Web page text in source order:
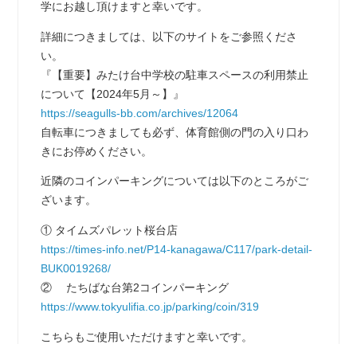
学にお越し頂けますと幸いです。
詳細につきましては、以下のサイトをご参照くださ
い。
『【重要】みたけ台中学校の駐車スペースの利用禁止
について【2024年5月～】』
https://seagulls-bb.com/archives/12064
自転車につきましても必ず、体育館側の門の入り口わ
きにお停めください。
近隣のコインパーキングについては以下のところがご
ざいます。
① タイムズパレット桜台店
https://times-info.net/P14-kanagawa/C117/park-detail-
BUK0019268/
② たちばな台第2コインパーキング
https://www.tokyulifia.co.jp/parking/coin/319
こちらもご使用いただけますと幸いです。